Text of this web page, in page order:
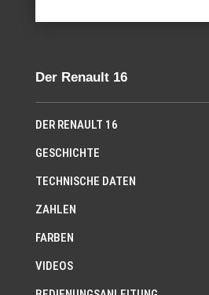
Der Renault 16
DER RENAULT 16
GESCHICHTE
TECHNISCHE DATEN
ZAHLEN
FARBEN
VIDEOS